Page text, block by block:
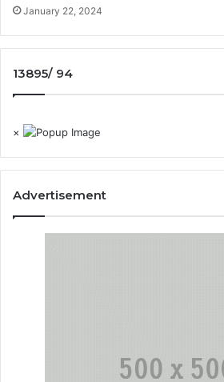
January 22, 2024
13895/ 94
×
Advertisement